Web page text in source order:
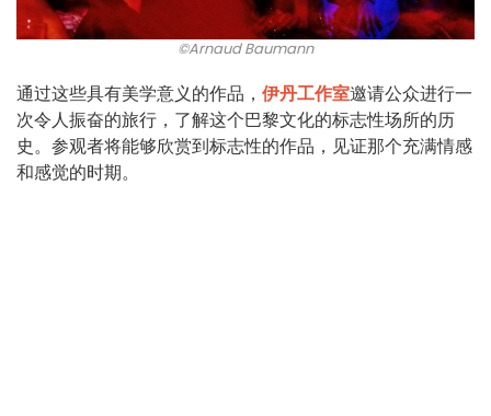
©Arnaud Baumann
通过这些具有美学意义的作品， 伊丹工作室邀请公众进行一
次令人振奋的旅行，了解这个巴黎文化的标志性场所的历
史。参观者将能够欣赏到标志性的作品，见证那个充满情感
和感觉的时期。